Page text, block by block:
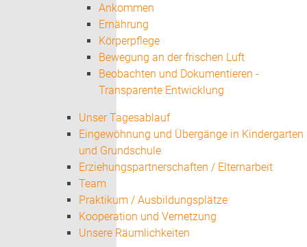
Ankommen
Ernährung
Körperpflege
Bewegung an der frischen Luft
Beobachten und Dokumentieren -
Transparente Entwicklung
Unser Tagesablauf
Eingewöhnung und Übergänge in Kindergarten
und Grundschule
Erziehungspartnerschaften / Elternarbeit
Team
Praktikum / Ausbildungsplätze
Kooperation und Vernetzung
Unsere Räumlichkeiten